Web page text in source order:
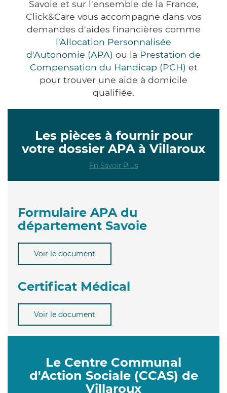
Savoie et sur l'ensemble de la France,
Click&Care vous accompagne dans vos
demandes d'aides financières comme
l'Allocation Personnalisée
d'Autonomie (APA) ou la Prestation de
Compensation du Handicap (PCH) et
pour trouver une aide à domicile
qualifiée.
Les pièces à fournir pour
votre dossier APA à Villaroux
En Savoir Plus
Formulaire APA du
département Savoie
Voir le document
Certificat Médical
Voir le document
Le Centre Communal
d'Action Sociale (CCAS) de
Villaroux